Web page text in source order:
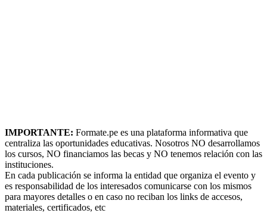
IMPORTANTE: Formate.pe es una plataforma informativa que
centraliza las oportunidades educativas. Nosotros NO desarrollamos
los cursos, NO financiamos las becas y NO tenemos relación con las
instituciones.
En cada publicación se informa la entidad que organiza el evento y
es responsabilidad de los interesados comunicarse con los mismos
para mayores detalles o en caso no reciban los links de accesos,
materiales, certificados, etc